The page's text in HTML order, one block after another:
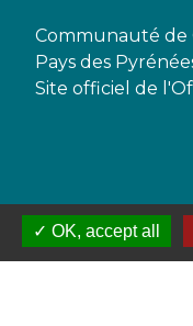
Communauté de
Pays des
Site officiel de
OK, accept all